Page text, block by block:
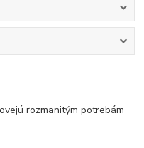
rozmanitým potrebám